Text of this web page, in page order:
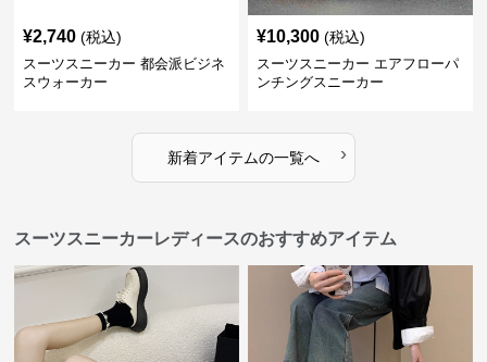
¥2,740 (税込)
スーツスニーカー 都会派ビジネ
スウォーカー
¥10,300 (税込)
スーツスニーカー エアフローパ
ンチングスニーカー
新着アイテムの一覧へ ›
スーツスニーカーレディースのおすすめアイテム